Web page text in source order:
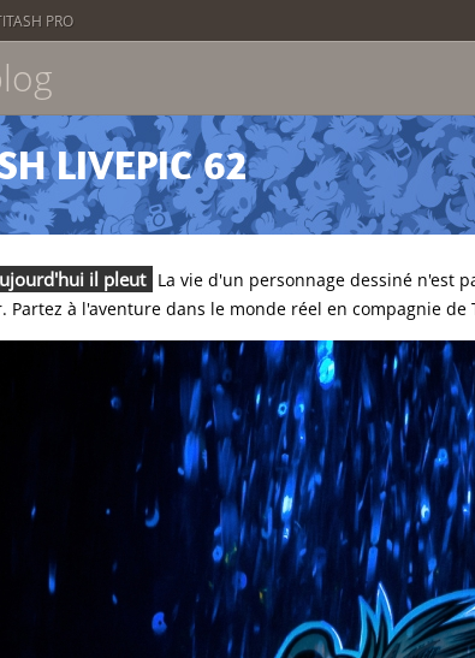
PRO
LIVEPIC 62
il pleut La vie d'un personnage dessiné n'est
Partez à l'aventure dans le monde réel en compagnie de